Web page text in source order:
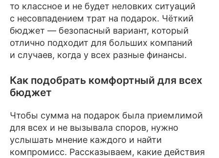
то классное и не будет неловких ситуаций
с несовпадением трат на подарок. Чёткий
бюджет — безопасный вариант, который
отлично подходит для больших компаний
и случаев, когда у всех разные финансы.
Как подобрать комфортный для всех
бюджет
Чтобы сумма на подарок была приемлимой
для всех и не вызывала споров, нужно
услышать мнение каждого и найти
компромисс. Рассказываем, какие действия